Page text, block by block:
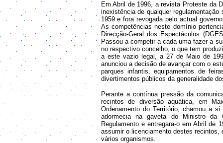
Em Abril de 1996, a revista Proteste da
inexistência de qualquer
1959 e fora revogada pelo actual
As competências neste domínio
Direcção-Geral dos Espectáculos
Passou a competir a cada uma fazer a
no respectivo concelho, o que tem
a este vazio legal, a 27 de Maio de
anunciou a decisão de avançar com o
parques infantis, equipamentos de
divertimentos públicos da generalidade
Perante a contínua pressão da
recintos de diversão aquática, em
Ordenamento do Território, chamou a
adormecia na gaveta do Ministro da
Regulamento e entregara-o em Abril
assumir o licenciamento destes recintos,
vários organismos.